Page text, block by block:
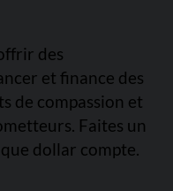
des
et finance des
de compassion et
Faites un
dollar compte.